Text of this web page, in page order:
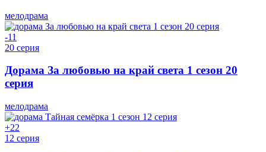
мелодрама
-11
20 серия
Дорама За любовью на край света 1 сезон 20
серия
мелодрама
+22
12 серия